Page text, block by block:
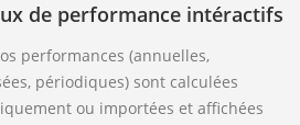
de performance intéractifs
performances (annuelles,
périodiques) sont calculées
ou importées et affichées